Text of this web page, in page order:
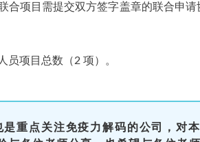
合项目需提交双方签字盖章的联合申请
员项目总数（2 项）。
重点关注免疫力解码的公司，对